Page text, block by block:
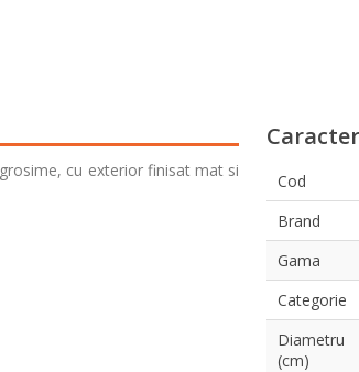
grosime, cu exterior finisat mat si
Cod
Brand
Gama
Categorie
Diametru
(cm)